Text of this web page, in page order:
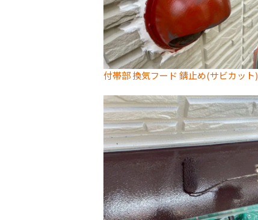
付帯部 換気フード 錆止め(サビカット)